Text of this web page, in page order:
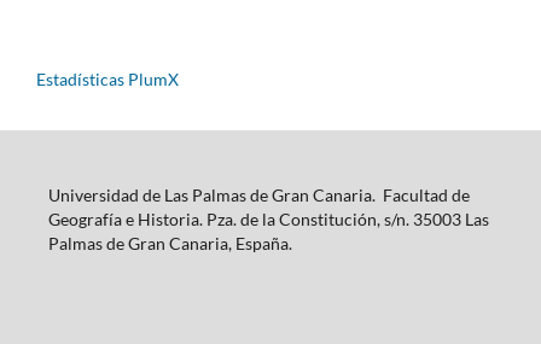
Estadísticas PlumX
Universidad de Las Palmas de Gran Canaria. Facultad de
Geografía e Historia. Pza. de la Constitución, s/n. 35003 Las
Palmas de Gran Canaria, España.